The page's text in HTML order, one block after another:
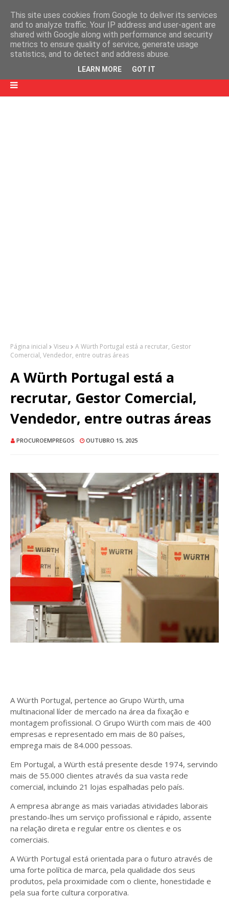
Página inicial Viseu
A Würth Portugal está a recrutar, Gestor
Comercial, Vendedor, entre outras áreas
A Würth Portugal está a
recrutar, Gestor Comercial,
Vendedor, entre outras áreas
PROCUROEMPREGOS OUTUBRO 15, 2025
A Würth Portugal, pertence ao Grupo Würth, uma
multinacional líder de mercado na área da fixação e
montagem profissional. O Grupo Würth com mais de 400
empresas e representado em mais de 80 países,
emprega mais de 84.000 pessoas.
Em Portugal, a Würth está presente desde 1974, servindo
mais de 55.000 clientes através da sua vasta rede
comercial, incluindo 21 lojas espalhadas pelo país.
A empresa abrange as mais variadas atividades laborais
prestando-lhes um serviço profissional e rápido, assente
na relação direta e regular entre os clientes e os
comerciais.
A Würth Portugal está orientada para o futuro através de
uma forte política de marca, pela qualidade dos seus
produtos, pela proximidade com o cliente, honestidade e
pela sua forte cultura corporativa.
This site uses cookies from Google to deliver its services
and to analyze traffic. Your IP address and user-agent are
shared with Google along with performance and security
metrics to ensure quality of service, generate usage
statistics, and to detect and address abuse.
LEARN MORE GOT IT